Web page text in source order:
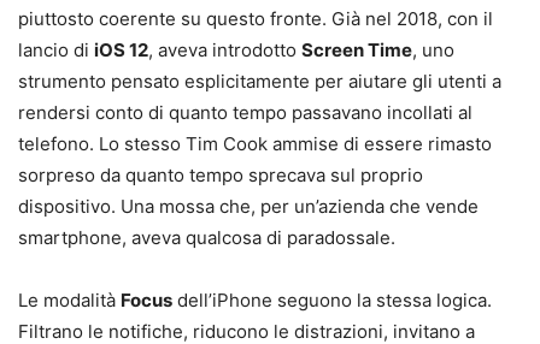
piuttosto coerente su questo fronte. Già nel 2018, con il
lancio di iOS 12, aveva introdotto Screen Time, uno
strumento pensato esplicitamente per aiutare gli utenti a
rendersi conto di quanto tempo passavano incollati al
telefono. Lo stesso Tim Cook ammise di essere rimasto
sorpreso da quanto tempo sprecava sul proprio
dispositivo. Una mossa che, per un’azienda che vende
smartphone, aveva qualcosa di paradossale.
Le modalità Focus dell’iPhone seguono la stessa logica.
Filtrano le notifiche, riducono le distrazioni, invitano a